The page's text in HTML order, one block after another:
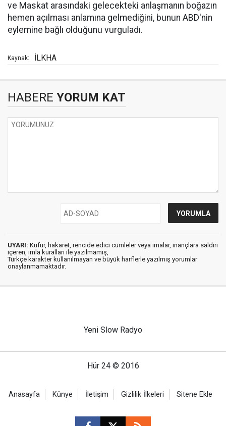
ve Maskat arasındaki gelecekteki anlaşmanın boğazın
hemen açılması anlamına gelmediğini, bunun ABD'nin
eylemine bağlı olduğunu vurguladı.
Kaynak: İLKHA
HABERE YORUM KAT
UYARI: Küfür, hakaret, rencide edici cümleler veya imalar, inançlara saldırı
içeren, imla kuralları ile yazılmamış,
Türkçe karakter kullanılmayan ve büyük harflerle yazılmış yorumlar
onaylanmamaktadır.
Yeni Slow Radyo
Hür 24 © 2016
Anasayfa Künye İletişim Gizlilik İlkeleri Sitene Ekle